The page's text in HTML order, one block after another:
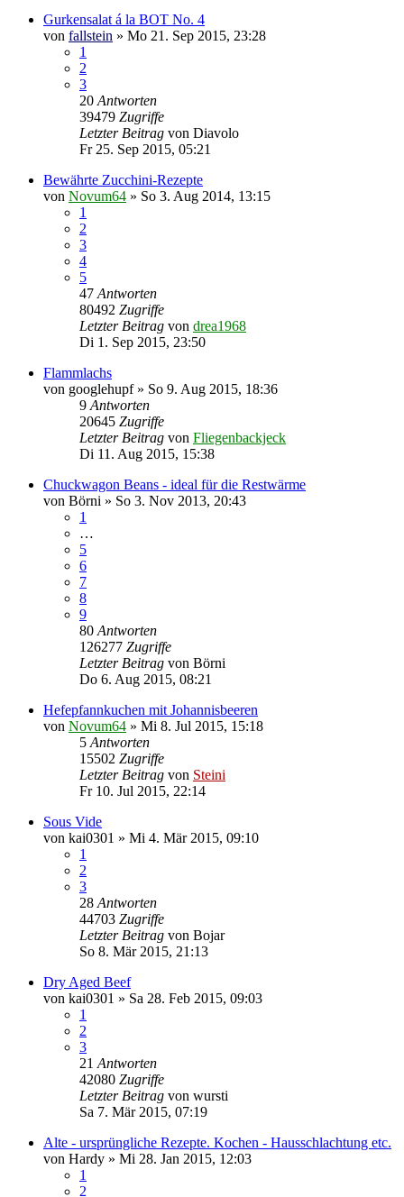
Gurkensalat á la BOT No. 4
von fallstein » Mo 21. Sep 2015, 23:28
1
2
3
20 Antworten
39479 Zugriffe
Letzter Beitrag von Diavolo
Fr 25. Sep 2015, 05:21
Bewährte Zucchini-Rezepte
von Novum64 » So 3. Aug 2014, 13:15
1
2
3
4
5
47 Antworten
80492 Zugriffe
Letzter Beitrag von drea1968
Di 1. Sep 2015, 23:50
Flammlachs
von googlehupf» So 9. Aug 2015, 18:36
9 Antworten
20645 Zugriffe
Letzter Beitrag von Fliegenbackjeck
Di 11. Aug 2015, 15:38
Chuckwagon Beans - ideal für die Restwärme
von Börni » So 3. Nov 2013, 20:43
1
…
5
6
7
8
9
80 Antworten
126277 Zugriffe
Letzter Beitrag von Börni
Do 6. Aug 2015, 08:21
Hefepfannkuchen mit Johannisbeeren
von Novum64 » Mi 8. Jul 2015, 15:18
5 Antworten
15502 Zugriffe
Letzter Beitrag von Steini
Fr 10. Jul 2015, 22:14
Sous Vide
von kai0301 » Mi 4. Mär 2015, 09:10
1
2
3
28 Antworten
44703 Zugriffe
Letzter Beitrag von Bojar
So 8. Mär 2015, 21:13
Dry Aged Beef
von kai0301 » Sa 28. Feb 2015, 09:03
1
2
3
21 Antworten
42080 Zugriffe
Letzter Beitrag von wursti
Sa 7. Mär 2015, 07:19
Alte - ursprüngliche Rezepte. Kochen - Hausschlachtung etc.
von Hardy » Mi 28. Jan 2015, 12:03
1
2